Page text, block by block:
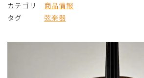
カテゴリ
商品情報
タグ
弦楽器